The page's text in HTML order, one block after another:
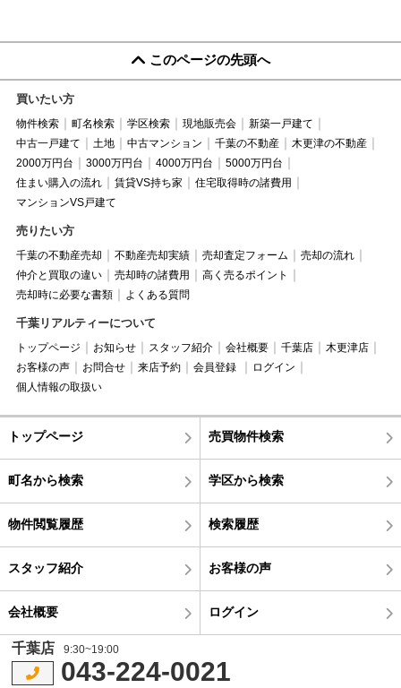
このページの先頭へ
買いたい方
物件検索 町名検索 学区検索 現地販売会
新築一戸建て
中古一戸建て
土地 中古マンション 千葉の不動産
木更津の不動産
2000万円台
3000万円台 4000万円台
5000万円台
住まい購入の流れ
賃貸VS持ち家
住宅取得時の諸費用
マンションVS戸建て
売りたい方
千葉の不動産売却 不動産売却実績 売却査定フォーム
売却の流れ
仲介と買取の違い
売却時の諸費用
高く売るポイント
売却時に必要な書類
よくある質問
千葉リアルティーについて
トップページ お知らせ スタッフ紹介 会社概要 千葉店
木更津店
お客様の声
お問合せ 来店予約 会員登録
ログイン
個人情報の取扱い
トップページ 売買物件検索
町名から検索 学区から検索
物件閲覧履歴 検索履歴
スタッフ紹介 お客様の声
会社概要 ログイン
千葉店 9:30~19:00
043-224-0021